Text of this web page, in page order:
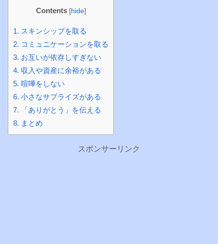
Contents [hide]
1. スキンシップを取る
2. コミュニケーションを取る
3. お互いが依存しすぎない
4. 収入や資産に余裕がある
5. 喧嘩をしない
6. 小さなサプライズがある
7. 「ありがとう」を伝える
8. まとめ
スポンサーリンク